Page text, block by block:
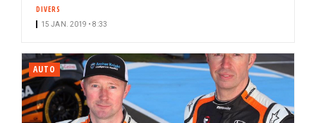
DIVERS
15 JAN. 2019 • 8:33
AUTO